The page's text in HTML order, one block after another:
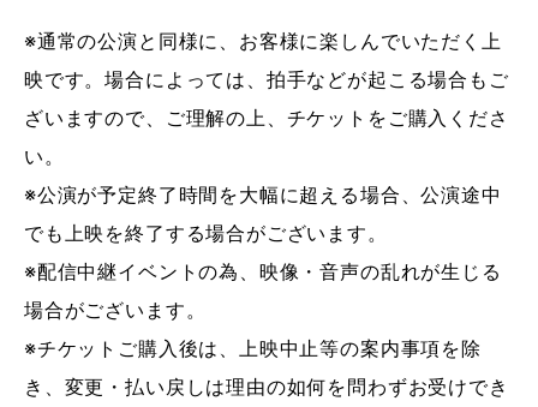
※通常の公演と同様に、お客様に楽しんでいただく上
映です。場合によっては、拍手などが起こる場合もご
ざいますので、ご理解の上、チケットをご購入くださ
い。
※公演が予定終了時間を大幅に超える場合、公演途中
でも上映を終了する場合がございます。
※配信中継イベントの為、映像・音声の乱れが生じる
場合がございます。
※チケットご購入後は、上映中止等の案内事項を除
き、変更・払い戻しは理由の如何を問わずお受けでき